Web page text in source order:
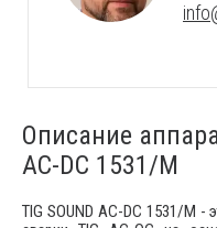
Описание
AC-DC 1531/M
TIG SOUND AC-DC 1531/М -